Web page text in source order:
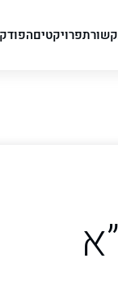
פרויקטים